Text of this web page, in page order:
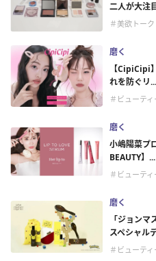
二人が大注
＃美欲トーク
磨く
【CipiCipi
れを防ぐリ...
＃ビューテ
磨く
小嶋陽菜プ
BEAUTY】...
＃ビューテ
磨く
「ジョン
スペシャル
＃ビューテ